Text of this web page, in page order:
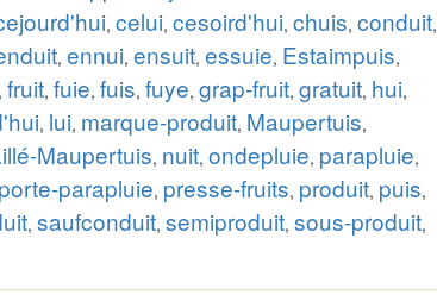
, celui, cesoird'hui, chuis, conduit,
, ennui, ensuit, essuie, Estaimpuis,
, fruit, fuie, fuis, fuye, grap-fruit, gratuit, hui,
, lui, marque-produit, Maupertuis,
Maupertuis, nuit, ondepluie, parapluie,
porte-parapluie, presse-fruits, produit, puis,
, saufconduit, semiproduit, sous-produit,